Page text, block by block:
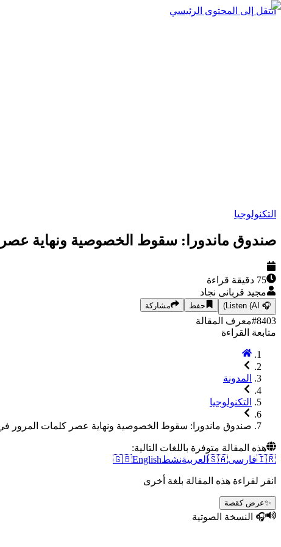
انتقل إلى المحتوى الرئيسي
التكنولوجيا
صندوق ماندورا: سقوط الخصوصية ونهاية
75 دقيقة قراءة
مجید قربانی نجاد
🎧
Listen (AI) حفظ مشاركة
#8403 معرف المقالة
متابعة القراءة
المدونة
التكنولوجيا
صندوق ماندورا: سقوط الخصوصية ونهاية عصر كلمات المرور
هذه المقالة متوفرة باللغات التالية:
🇮🇷فارسی🇸🇦 العربيةنشط 🇬🇧English
انقر لقراءة هذه المقالة بلغة أخرى
✨عرض كقصة
🎧 النسخة الصوتية